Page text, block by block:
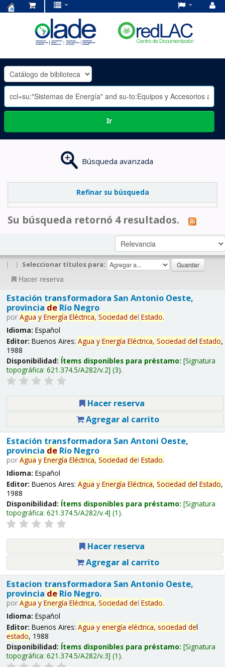
OLADE
-
Ir
Búsqueda avanzada
Refinar su búsqueda
Su búsqueda retornó 4 resultados.
| | Seleccionar títulos para:
Hacer reserva
Estación transformadora San Antonio Oeste,
provincia deRío Negro
por Agua y Energía Eléctrica, Sociedad del Estado.
Idioma: Español
Editor: Buenos Aires: Agua y Energía Eléctrica, Sociedad del Estado,
1988
Disponibilidad: Ítems disponibles para préstamo: Signatura
topográfica: 621.374.5/A282/v.2 (3).
Hacer reserva
Agregar al carrito
Estación transformadora San Antoni Oeste,
provincia deRío Negro
por Agua y Energía Eléctrica, Sociedad del Estado.
Idioma: Español
Editor: Buenos Aires: Agua y Energía Eléctrica, Sociedad del Estado,
1988
Disponibilidad: Ítems disponibles para préstamo: Signatura
topográfica: 621.374.5/A282/v.4 (1).
Hacer reserva
Agregar al carrito
Estacion transformadora San Antonio Oeste,
provincia deRío Negro.
por Agua y Energía Eléctrica, Sociedad del Estado.
Idioma: Español
Editor: Buenos Aires: Agua y energía eléctrica, sociedad del
estado, 1988
Disponibilidad: Ítems disponibles para préstamo: Signatura
topográfica: 621.374.5/A282/v.3 (1).